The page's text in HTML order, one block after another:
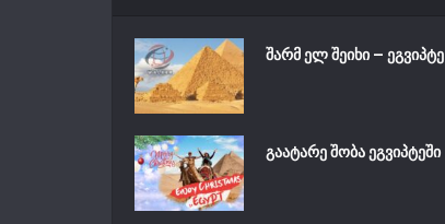
შარმ ელ შეიხი – ეგვიპტე
გაატარე შობა ეგვიპტეში